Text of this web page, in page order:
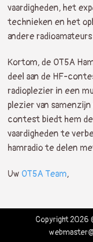
vaardigheden, het
technieken en het
andere
Kortom, de OT5A
deel aan de HF-
radioplezier in een
plezier van
contest biedt hem
vaardigheden te
hamradio te delen
Uw OT5A Team,
Copyright 2026